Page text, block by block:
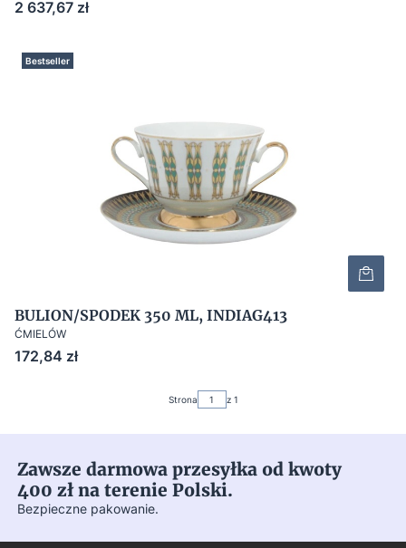
Cena
2 637,67 zł
Bestseller
BULION/SPODEK 350 ML, INDIAG413
ĆMIELÓW
Cena
172,84 zł
Strona z 1
Zawsze darmowa przesyłka od kwoty
400 zł na terenie Polski.
Bezpieczne pakowanie.